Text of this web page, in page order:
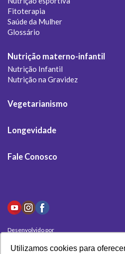
Utilizamos cookies para
Fitoterapia
Saúde da Mulher
Glossário
Nutrição materno-infantil
Nutrição Infantil
Nutrição na Gravidez
Vegetarianismo
Longevidade
Fale Conosco
Desenvolvido por